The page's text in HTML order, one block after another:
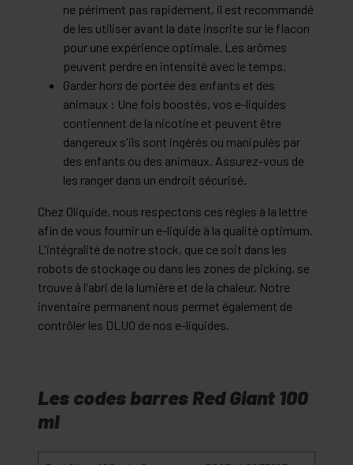
ne périment pas rapidement, il est recommandé
de les utiliser avant la date inscrite sur le flacon
pour une expérience optimale. Les arômes
peuvent perdre en intensité avec le temps.
Garder hors de portée des enfants et des
animaux : Une fois boostés, vos e-liquides
contiennent de la nicotine et peuvent être
dangereux s'ils sont ingérés ou manipulés par
des enfants ou des animaux. Assurez-vous de
les ranger dans un endroit sécurisé.
Chez Oliquide, nous respectons ces règles à la lettre
afin de vous fournir un e-liquide à la qualité optimum.
L'intégralité de notre stock, que ce soit dans les
robots de stockage ou dans les zones de picking, se
trouve à l'abri de la lumière et de la chaleur. Notre
inventaire permanent nous permet également de
contrôler les DLUO de nos e-liquides.
Les codes barres Red Giant 100
ml